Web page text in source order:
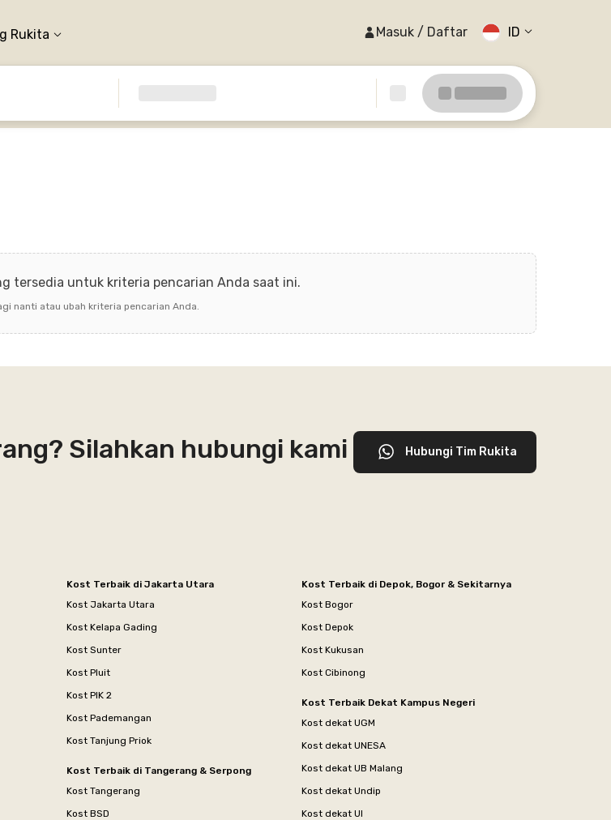
Rukita Masuk / Daftar ID
tersedia untuk kriteria pencarian Anda saat ini.
nanti atau ubah kriteria pencarian Anda.
Silahkan hubungi kami Hubungi Tim Rukita
Kost Terbaik di Jakarta Utara
Kost Jakarta Utara
Kost Kelapa Gading
Kost Sunter
Kost Pluit
Kost PIK 2
Kost Pademangan
Kost Tanjung Priok
Kost Terbaik di Tangerang & Serpong
Kost Tangerang
Kost BSD
Kost Terbaik di Depok, Bogor & Sekitarnya
Kost Bogor
Kost Depok
Kost Kukusan
Kost Cibinong
Kost Terbaik Dekat Kampus Negeri
Kost dekat UGM
Kost dekat UNESA
Kost dekat UB Malang
Kost dekat Undip
Kost dekat UI